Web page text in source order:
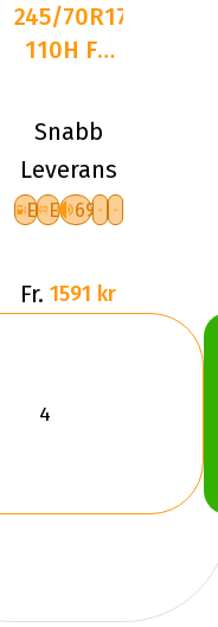
245/70R17
110H FR
OBSERVE
GSI-6 LS
Snabb
Leverans
E E 69
Fr. 1591 kr